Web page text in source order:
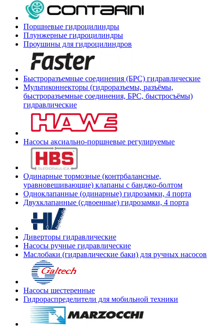
Поршневые гидроцилиндры
Плунжерные гидроцилиндры
Проушины для гидроцилиндров
Быстроразъемные соединения (БРС) гидравлические
Мультиконнекторы (гидроразъемы, разъёмы,
быстроразъемные соединения, БРС, быстросъёмы)
гидравлические
Насосы аксиально-поршневые регулируемые
Одинарные тормозные (контрбалансные,
уравновешивающие) клапаны с банджо-болтом
Одноклапанные (одинарные) гидрозамки, 4 порта
Двухклапанные (сдвоенные) гидрозамки, 4 порта
Диверторы гидравлические
Насосы ручные гидравлические
Маслобаки (гидравлические баки) для ручных насосов
Насосы шестеренные
Гидрораспределители для мобильной техники